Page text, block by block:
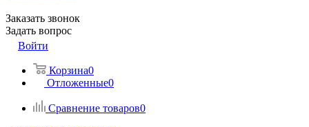
Заказать звонок
Задать вопрос
Войти
Корзина0
Отложенные0
Сравнение товаров0